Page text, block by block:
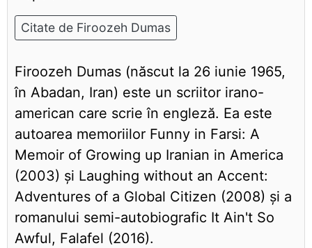
Citate de Firoozeh Dumas
Firoozeh Dumas (născut la 26 iunie 1965,
în Abadan, Iran) este un scriitor irano-
american care scrie în engleză. Ea este
autoarea memoriilor Funny in Farsi: A
Memoir of Growing up Iranian in America
(2003) și Laughing without an Accent:
Adventures of a Global Citizen (2008) și a
romanului semi-autobiografic It Ain't So
Awful, Falafel (2016).